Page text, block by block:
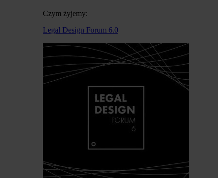
Czym żyjemy:
Legal Design Forum 6.0